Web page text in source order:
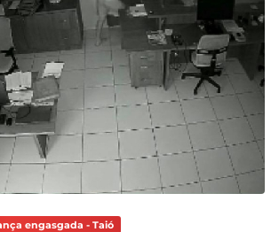
engasgada - Taió